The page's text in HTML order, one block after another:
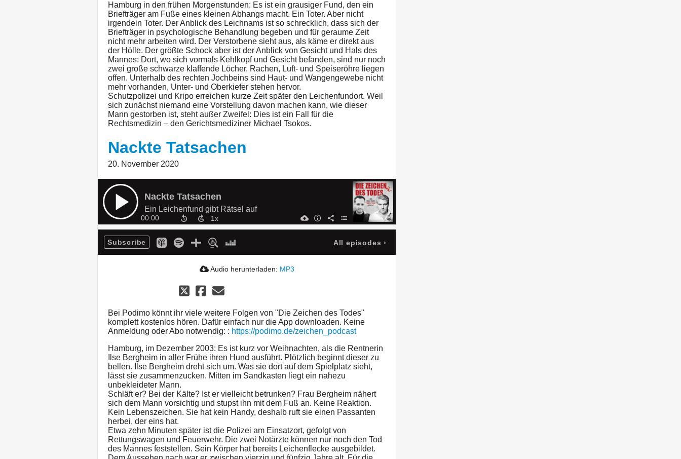
Hamburg in den frühen Morgenstunden: Es ist ein grausiger Fund, den ein
Briefträger am Fuße eines kleinen Abhangs macht. Ein Toter. Aber nicht
irgendein Toter. Der Anblick des Leichnams ist so schrecklich, dass sich der
Briefträger in psychologische Behandlung begeben und für geraume Zeit
nicht mehr arbeiten wird. Der Verstorbene sieht aus, als käme er direkt aus
der Hölle. Der größte Schock aber ist der Anblick von Gesicht und Hals des
Mannes: Dort, wo sich vormals Kehlkopf und Gesicht befanden, sind nur noch
zwei große schwarze klaffende Löcher. Rachen, Luft- und Speiseröhre liegen
offen. Unterhalb des rechten Jochbeins sind Haut- und Wangengewebe nicht
mehr vorhanden, Unter- und Oberkiefer stehen hervor.
Schutzpolizei und Kripo erreichen kurze Zeit später den Leichenfundort. Weil
sich zunächst niemand eine Vorstellung davon machen kann, wie dieser
Mann gestorben ist, steht außer Zweifel: Dies ist ein Fall für die
Rechtsmedizin – den Gerichtsmediziner Michael Tsokos.
Nackte Tatsachen
20. November 2020
Nackte Tatsachen
Ein Leichenfund gibt Rätsel auf
00:00
Subscribe All episodes ›
Audio herunterladen: MP3
Bei Podimo könnt ihr viele weitere Folgen von "Die Zeichen des Todes"
komplett kostenlos hören. Dafür einfach nur die App downloaden. Keine
Anmeldung oder Abo notwendig: : https://podimo.de/zeichen_podcast
Hamburg, im Dezember 2003: Es ist kurz vor Weihnachten, als die Rentnerin
Ilse Bergheim in aller Frühe ihren Hund ausführt. Plötzlich beginnt dieser zu
bellen. Ilse Bergheim dreht sich um. Was sie dort auf dem Spielplatz sieht,
lässt sie zusammenzucken. Mitten im Sandkasten liegt ein nahezu
unbekleideter Mann.
Schläft er? Bei der Kälte? Ist er vielleicht betrunken? Frau Bergheim nähert
sich dem Mann vorsichtig und stupst ihn mit dem Fuß an. Keine Reaktion.
Kein Lebenszeichen. Sie hat kein Handy, deshalb ruft sie einen Passanten
herbei, der eins hat.
Etwa zehn Minuten später ist die Polizei am Einsatzort, gefolgt von
Rettungswagen und Feuerwehr. Die zwei Notärzte können nur noch den Tod
des Mannes feststellen. Sein Körper hat bereits Leichenflecke ausgebildet.